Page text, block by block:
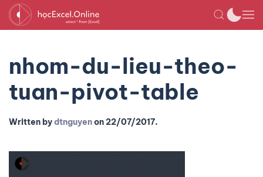
nhom-du-lieu-theo-
tuan-pivot-table
Written bydtnguyenon22/07/2017.